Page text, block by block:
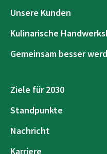
Unsere Kunden
Kulinarische
Gemeinsam besser
Ziele für 2030
Standpunkte
Nachricht
Karriere